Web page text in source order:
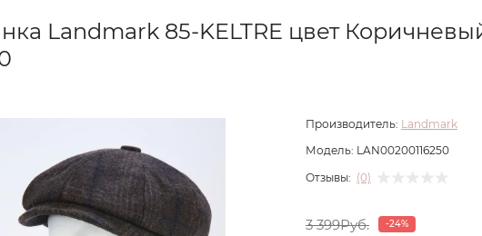
Landmark 85-KELTRE цвет
Производитель: Landmark
Модель: LAN00200116250
Отзывы: (0)
3 399Руб. -24%